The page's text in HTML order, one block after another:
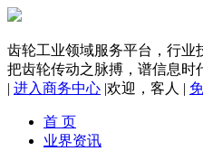
齿轮工业领域服务平台，行业
把齿轮传动之脉搏，谱信息时
| 进入商务中心 |欢迎， 客人 |
首 页
业界资讯